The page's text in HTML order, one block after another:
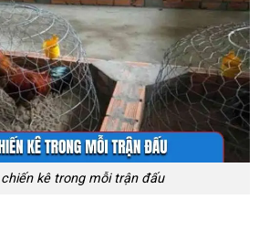
kê trong mỗi trận đấu